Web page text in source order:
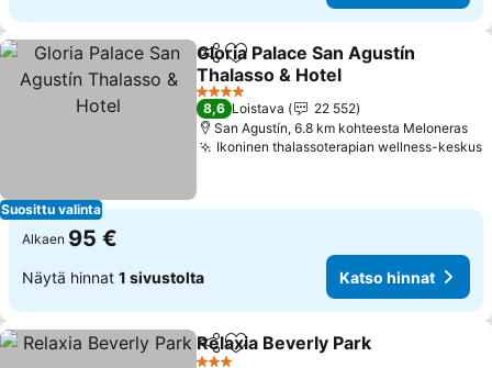
Suosittu valinta
Jaa Lisää suosikkeihin
Gloria Palace San Agustín
Thalasso & Hotel
Katso hinnat
4 Tähtiluokitus
8,6 Loistava
22 552
San Agustín, 6.8 km kohteesta Meloneras
Ikoninen thalassoterapian wellness-keskus
Alkaen 95 €
Näytä hinnat 1 sivustolta Katso hinnat
Jaa Lisää suosikkeihin
Relaxia Beverly Park